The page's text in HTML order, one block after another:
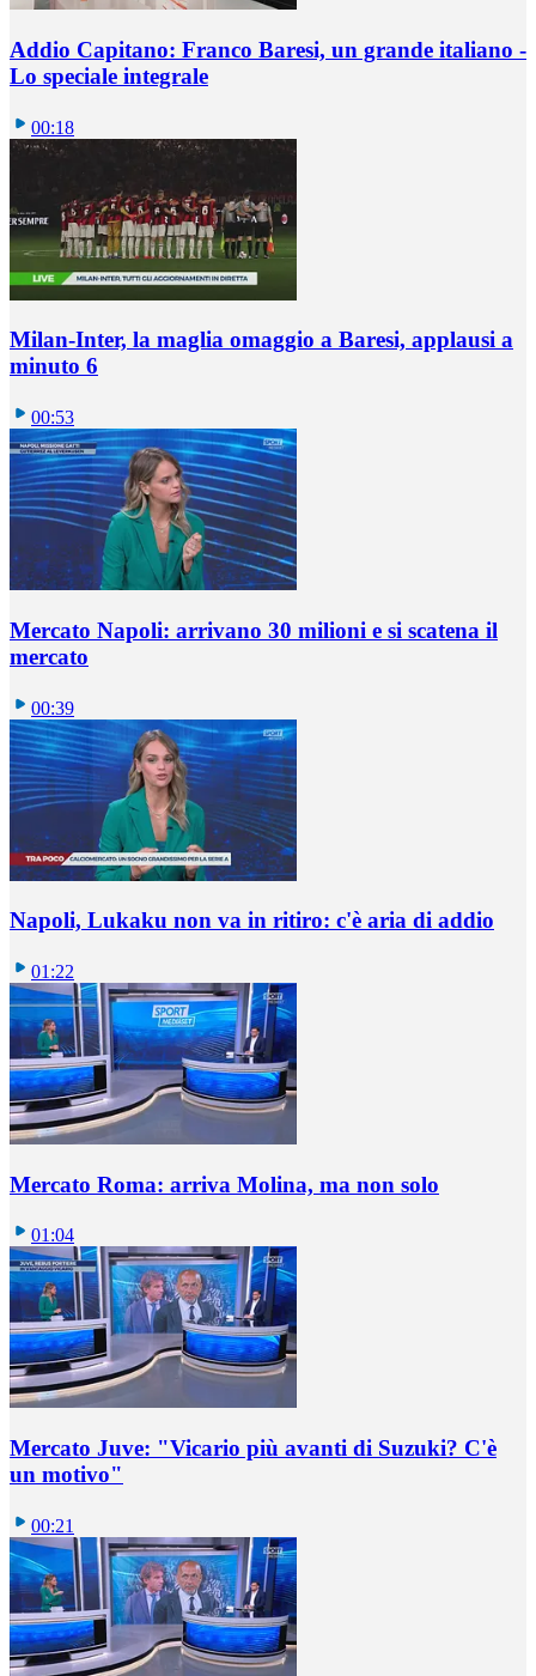
Addio Capitano: Franco Baresi, un grande italiano -
Lo speciale integrale
00:18
Milan-Inter, la maglia omaggio a Baresi, applausi a
minuto 6
00:53
Mercato Napoli: arrivano 30 milioni e si scatena il
mercato
00:39
Napoli, Lukaku non va in ritiro: c'è aria di addio
01:22
Mercato Roma: arriva Molina, ma non solo
01:04
Mercato Juve: "Vicario più avanti di Suzuki? C'è
un motivo"
00:21